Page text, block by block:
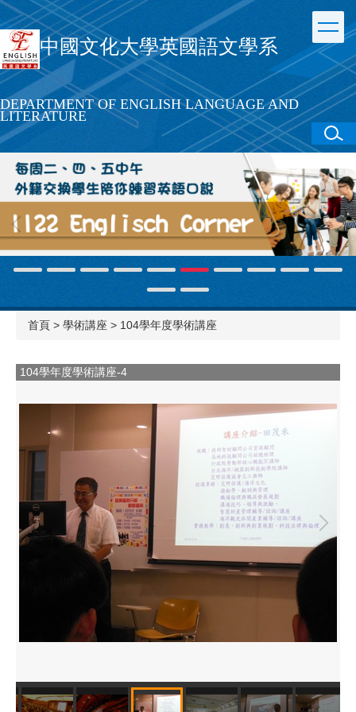
跳
到
主
要
內
容
區
中國文化大學英國語文學系
DEPARTMENT OF ENGLISH LANGUAGE AND
LITERATURE
首頁 > 學術講座 > 104學年度學術講座
度學術講座-4